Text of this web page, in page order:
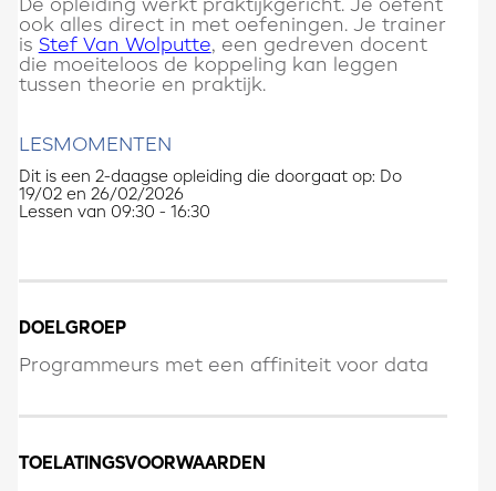
De opleiding werkt praktijkgericht. Je oefent
ook alles direct in met oefeningen. Je trainer
is Stef Van Wolputte, een gedreven docent
die moeiteloos de koppeling kan leggen
tussen theorie en praktijk.
LESMOMENTEN
Dit is een 2-daagse opleiding die doorgaat op: Do
19/02 en 26/02/2026
Lessen van 09:30 - 16:30
DOELGROEP
Programmeurs met een affiniteit voor data
TOELATINGSVOORWAARDEN